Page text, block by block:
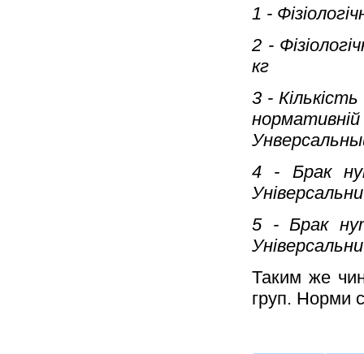
1 -
2 -
кг
3 -
4 - Брак
5 - Брак
Таким же
груп. Норми